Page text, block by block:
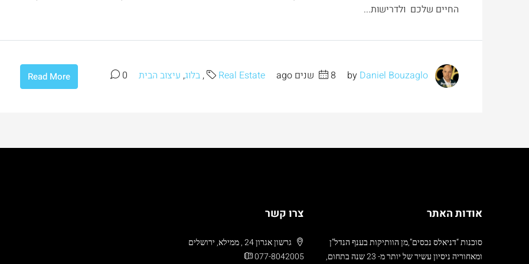
החיים שלכם ולדרישות...
Daniel Bouzaglo 8 שנים ago Real Estate
,בלוג, עיצוב הבית 0
Read More
אודות האתר
סוכנות “דניאלס נכסים”,מן הוותיקות בענף הנדל”ן
ומאחוריה ניסיון עשיר של יותר מ- 23 שנה בתחום,
צרו קשר
גרשון אגרון 24 , ממילא, ירושלים
077-8042005